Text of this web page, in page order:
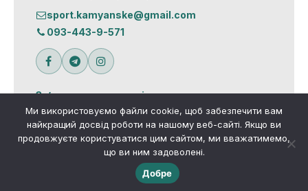
sport.kamyanske@gmail.com
093-443-9-571
Зв’язатися з редакцією
© Всі права захищено
Ми використовуємо файли cookie, щоб забезпечити вам
найкращий досвід роботи на нашому веб-сайті. Якщо ви
продовжуєте користуватися цим сайтом, ми вважатимемо,
що ви ним задоволені.
Добре